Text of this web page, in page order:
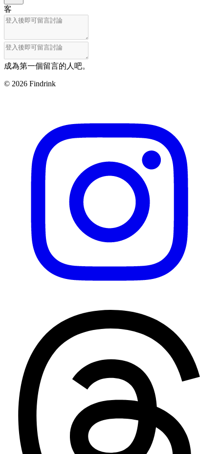
客
成為第一個留言的人吧。
© 2026 Findrink